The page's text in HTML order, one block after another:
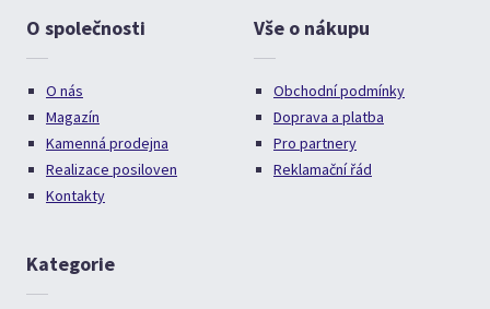
O společnosti
O nás
Magazín
Kamenná prodejna
Realizace posiloven
Kontakty
Vše o nákupu
Obchodní podmínky
Doprava a platba
Pro partnery
Reklamační řád
Kategorie